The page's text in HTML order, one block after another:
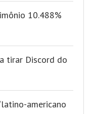
10.488%
tirar Discord do
americano